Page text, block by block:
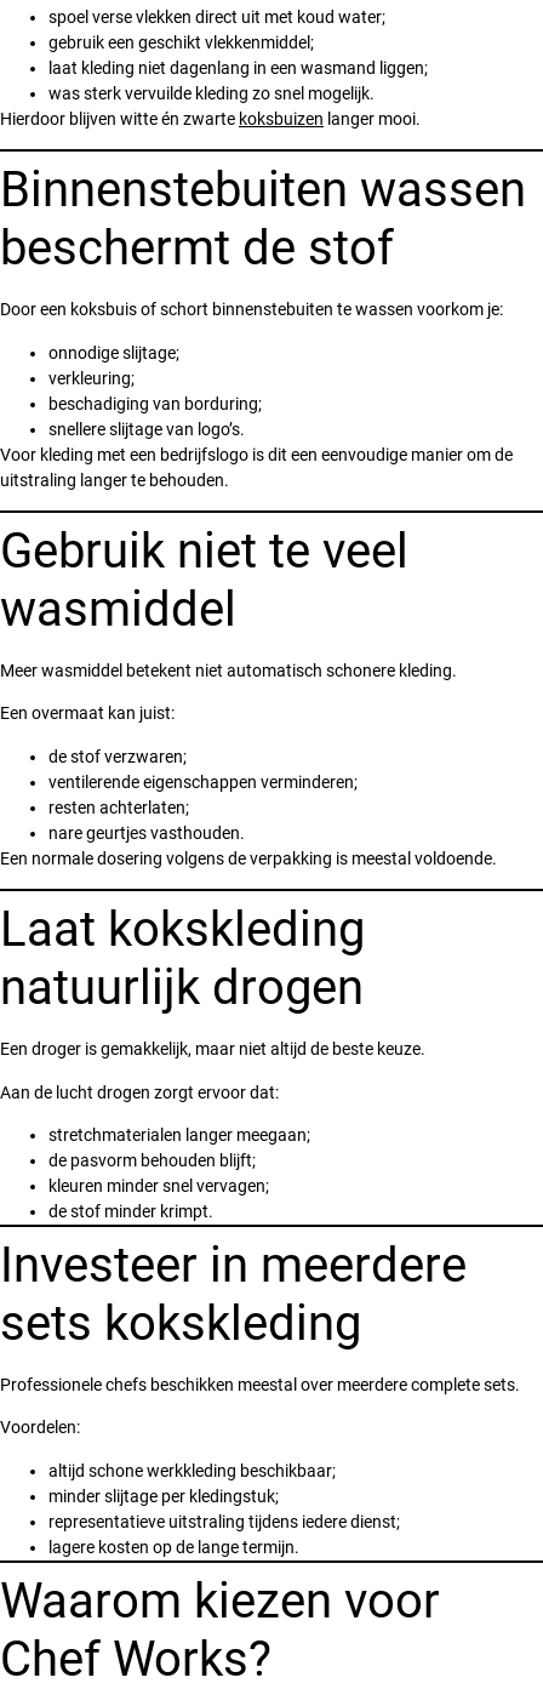
spoel verse vlekken direct uit met koud water;
gebruik een geschikt vlekkenmiddel;
laat kleding niet dagenlang in een wasmand liggen;
was sterk vervuilde kleding zo snel mogelijk.
Hierdoor blijven witte én zwarte koksbuizen langer mooi.
Binnenstebuiten wassen
beschermt de stof
Door een koksbuis of schort binnenstebuiten te wassen voorkom je:
onnodige slijtage;
verkleuring;
beschadiging van borduring;
snellere slijtage van logo’s.
Voor kleding met een bedrijfslogo is dit een eenvoudige manier om de
uitstraling langer te behouden.
Gebruik niet te veel
wasmiddel
Meer wasmiddel betekent niet automatisch schonere kleding.
Een overmaat kan juist:
de stof verzwaren;
ventilerende eigenschappen verminderen;
resten achterlaten;
nare geurtjes vasthouden.
Een normale dosering volgens de verpakking is meestal voldoende.
Laat kokskleding
natuurlijk drogen
Een droger is gemakkelijk, maar niet altijd de beste keuze.
Aan de lucht drogen zorgt ervoor dat:
stretchmaterialen langer meegaan;
de pasvorm behouden blijft;
kleuren minder snel vervagen;
de stof minder krimpt.
Investeer in meerdere
sets kokskleding
Professionele chefs beschikken meestal over meerdere complete sets.
Voordelen:
altijd schone werkkleding beschikbaar;
minder slijtage per kledingstuk;
representatieve uitstraling tijdens iedere dienst;
lagere kosten op de lange termijn.
Waarom kiezen voor
Chef Works?